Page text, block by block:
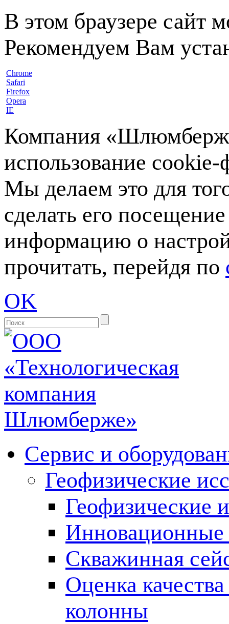
В этом браузере сайт
Рекомендуем Вам
Chrome
Safari
Firefox
Opera
IE
Компания
использование
Мы делаем это для
сделать его
информацию о
прочитать, перейдя по
OK
Сервис и
Геофизические
Геофизические
Инновационные
Скважинная
Оценка
колонны